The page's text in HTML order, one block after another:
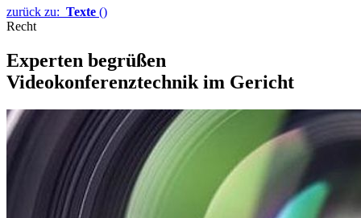
zurück zu: Texte ()
Recht
Experten begrüßen
Videokonferenztechnik im Gericht